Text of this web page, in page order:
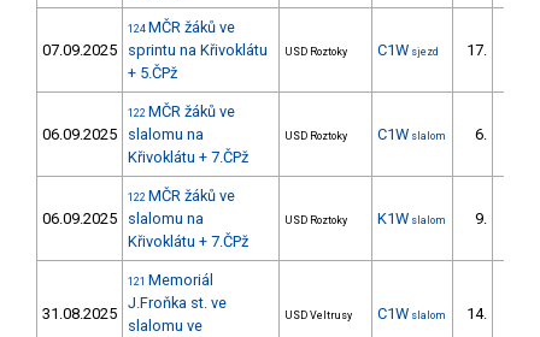
07.09.2025
124 MČR žáků ve
sprintu na Křivoklátu
+ 5.ČPž
USD Roztoky C1W sjezd 17.
06.09.2025
122 MČR žáků ve
slalomu na
Křivoklátu + 7.ČPž
USD Roztoky C1W slalom 6.
06.09.2025
122 MČR žáků ve
slalomu na
Křivoklátu + 7.ČPž
USD Roztoky K1W slalom 9.
31.08.2025
121 Memoriál
J.Froňka st. ve
slalomu ve
USD Veltrusy C1W slalom 14.